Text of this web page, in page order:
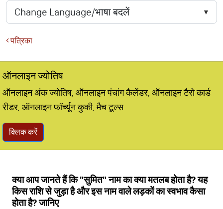
पत्रिका
ऑनलाइन ज्योतिष
ऑनलाइन अंक ज्योतिष, ऑनलाइन पंचांग कैलेंडर, ऑनलाइन टैरो कार्ड
रीडर, ऑनलाइन फॉर्च्यून कुकी, मैच टूल्स
क्लिक करें
क्या आप जानते हैं कि "सुमित" नाम का क्या मतलब होता है? यह
किस राशि से जुड़ा है और इस नाम वाले लड़कों का स्वभाव कैसा
होता है? जानिए